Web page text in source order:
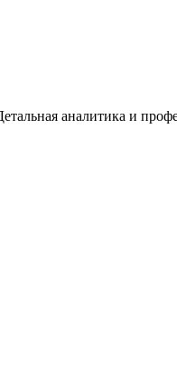
аналитика и